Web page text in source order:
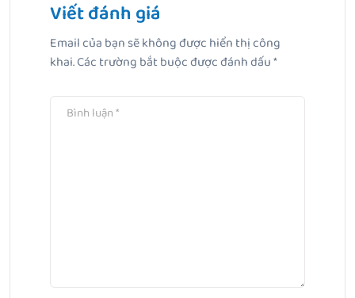
Bài Tiếp Theo
Phân loại kem chống nắng phổ biến hiện nay: Hiểu đúng
Viết đánh giá
Email của bạn sẽ không được hiển thị công
khai.Các trường bắt buộc được đánh dấu*